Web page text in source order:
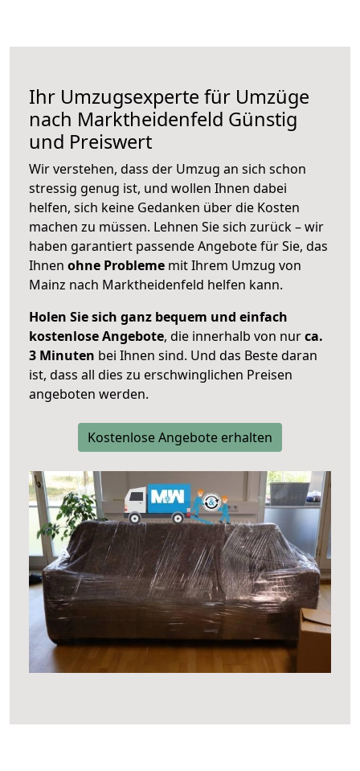
Ihr Umzugsexperte für Umzüge
nach Marktheidenfeld Günstig
und Preiswert
Wir verstehen, dass der Umzug an sich schon
stressig genug ist, und wollen Ihnen dabei
helfen, sich keine Gedanken über die Kosten
machen zu müssen. Lehnen Sie sich zurück – wir
haben garantiert passende Angebote für Sie, das
Ihnen ohne Probleme mit Ihrem Umzug von
Mainz nach Marktheidenfeld helfen kann.
Holen Sie sich ganz bequem und einfach
kostenlose Angebote, die innerhalb von nurca.
3 Minuten bei Ihnen sind. Und das Beste daran
ist, dass all dies zu erschwinglichen Preisen
angeboten werden.
Kostenlose Angebote erhalten